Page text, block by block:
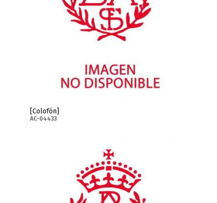
[Colofón]
AC-04433